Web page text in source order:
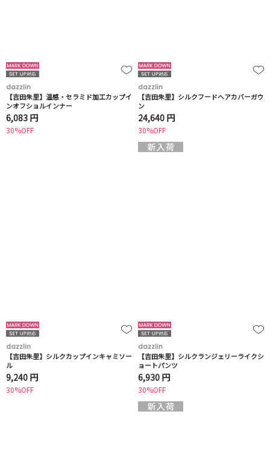
dazzlin
【吉田朱里】温感・セラミド加工カップイ
ンオフショルインナー
6,083 円
30%OFF
dazzlin
【吉田朱里】シルクフードヘアカバーガウ
ン
24,640 円
30%OFF
dazzlin
【吉田朱里】シルクカップインキャミソー
ル
9,240 円
30%OFF
dazzlin
【吉田朱里】シルクランジェリーライクシ
ョートパンツ
6,930 円
30%OFF